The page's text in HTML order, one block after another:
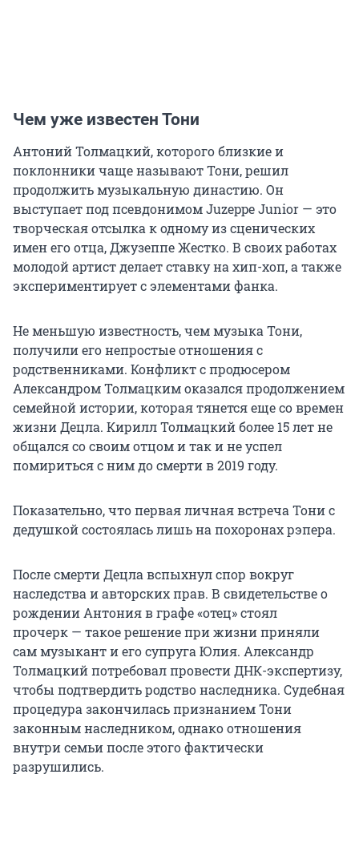
Чем уже известен Тони
Антоний Толмацкий, которого близкие и
поклонники чаще называют Тони, решил
продолжить музыкальную династию. Он
выступает под псевдонимом Juzeppe Junior — это
творческая отсылка к одному из сценических
имен его отца, Джузеппе Жестко. В своих работах
молодой артист делает ставку на хип-хоп, а также
экспериментирует с элементами фанка.
Не меньшую известность, чем музыка Тони,
получили его непростые отношения с
родственниками. Конфликт с продюсером
Александром Толмацким оказался продолжением
семейной истории, которая тянется еще со времен
жизни Децла. Кирилл Толмацкий более 15 лет не
общался со своим отцом и так и не успел
помириться с ним до смерти в 2019 году.
Показательно, что первая личная встреча Тони с
дедушкой состоялась лишь на похоронах рэпера.
После смерти Децла вспыхнул спор вокруг
наследства и авторских прав. В свидетельстве о
рождении Антония в графе «отец» стоял
прочерк — такое решение при жизни приняли
сам музыкант и его супруга Юлия. Александр
Толмацкий потребовал провести ДНК-экспертизу,
чтобы подтвердить родство наследника. Судебная
процедура закончилась признанием Тони
законным наследником, однако отношения
внутри семьи после этого фактически
разрушились.